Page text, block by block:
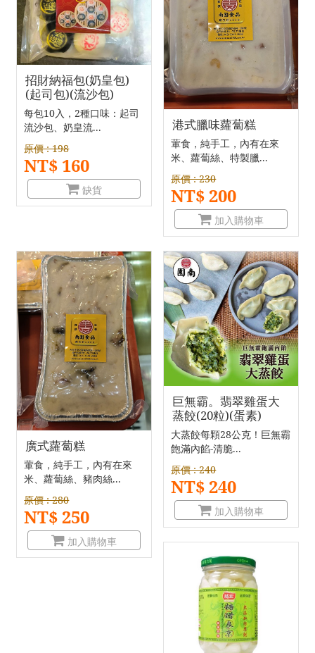
招財納福包(奶皇包)
(起司包)(流沙包)
每包10入，2種口味：起司
流沙包、奶皇流...
原價 : 198
NT$ 160
缺貨
港式臘味蘿蔔糕
葷食，純手工，內有在來
米、蘿蔔絲、特製臘...
原價 : 230
NT$ 200
加入購物車
廣式蘿蔔糕
葷食，純手工，內有在來
米、蘿蔔絲、豬肉絲...
原價 : 280
NT$ 250
加入購物車
巨無霸。翡翠雞蛋大
蒸餃(20粒)(蛋素)
大蒸餃每顆28公克！巨無霸
飽滿內餡-清脆...
原價 : 240
NT$ 240
加入購物車